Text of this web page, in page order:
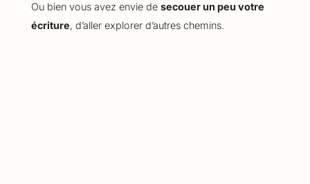
Ou bien vous avez envie de secouer un peu votre
écriture, d’aller explorer d’autres chemins.